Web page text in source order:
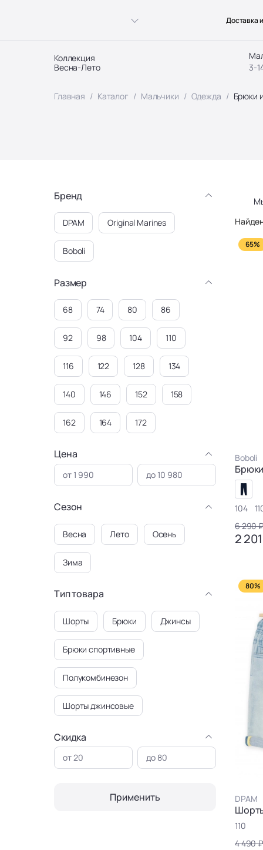
Коллекция
Весна-Лето
3-
Доставка
Главная Каталог Мальчики Одежда Брюки
Бренд
DPAM Original Marines
Boboli
Размер
68 74 80 86
92 98 104 110
116 122 128 134
140 146 152 158
162 164 172
Цена
Сезон
Весна Лето Осень
Зима
Тип товара
Шорты Брюки Джинсы
Брюки спортивные
Полукомбинезон
Шорты джинсовые
Скидка
Применить
65%
Boboli
Брюки
104
6 290 ₽
2
80%
DPAM
110
4 490 ₽